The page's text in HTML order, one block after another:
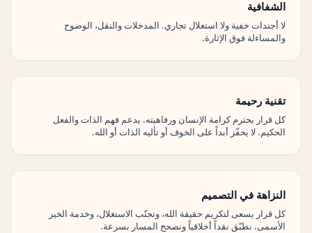
الشفافية
لا أجندات خفية ولا استغلال تجاري. المدخلات والنقل، الوضوح
والمساءلة فوق الإثارة.
تقنية رحيمة
كل قرار يحترم كرامة الإنسان ورفاهيته. يدعم فهم الذات والفعل
الحكيم. لا يحفّز أبداً على الخوف أو تأليه الذات أو الله.
النزاهة في التصميم
كل قرار يسعى لتكريم حقيقة الله، وتجنّب الاستغلال، وخدمة الخير
الأسمى. نطبّق نقداً أخلاقياً ونصحح المسار بسرعة.